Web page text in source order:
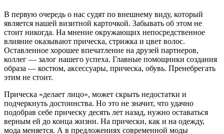
В первую очередь о нас судят по внешнему виду, который
является нашей визитной карточкой. Забывать об этом не
стоит никогда. На мнение окружающих непосредственное
влияние оказывают прическа, стрижка и цвет волос.
Оставленное хорошее впечатление на друзей партнеров,
коллег — залог нашего успеха. Главные помощники создания
образа — костюм, аксессуары, прическа, обувь. Пренебрегать
этим не стоит.
Прическа «делает лицо», может скрыть недостатки и
подчеркнуть достоинства. Но это не значит, что удачно
подобрав себе прическу десять лет назад, нужно оставаться
верным ей до конца жизни. На прически, как и на одежду,
мода меняется. А в предложениях современной моды